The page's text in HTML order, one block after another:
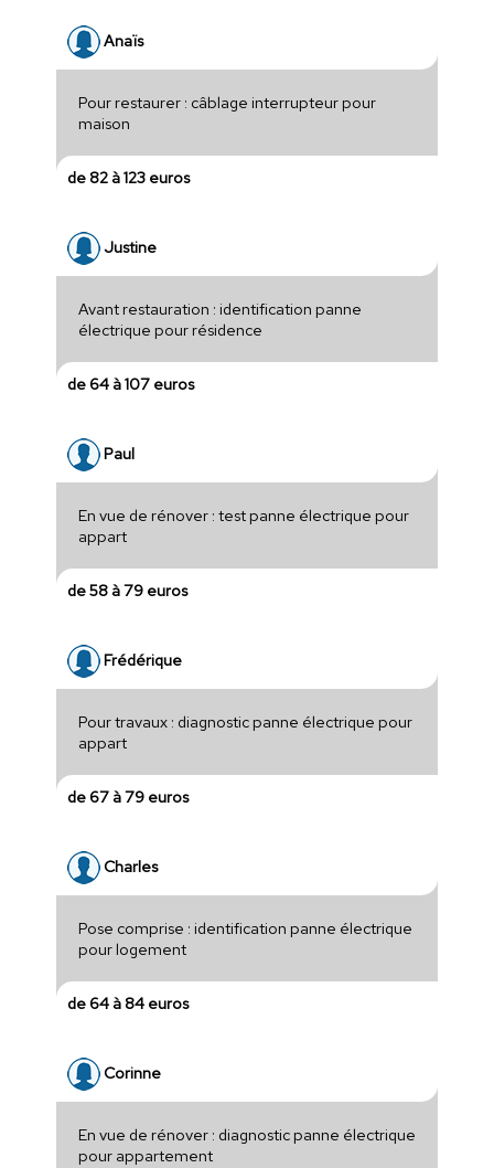
Anaïs
Pour restaurer : câblage interrupteur pour
maison
de 82 à 123 euros
Justine
Avant restauration : identification panne
électrique pour résidence
de 64 à 107 euros
Paul
En vue de rénover : test panne électrique pour
appart
de 58 à 79 euros
Frédérique
Pour travaux : diagnostic panne électrique pour
appart
de 67 à 79 euros
Charles
Pose comprise : identification panne électrique
pour logement
de 64 à 84 euros
Corinne
En vue de rénover : diagnostic panne électrique
pour appartement